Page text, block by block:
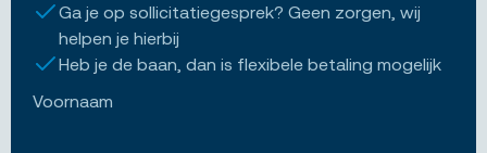
Ga je op sollicitatiegesprek? Geen zorgen, wij
helpen je hierbij
Heb je de baan, dan is flexibele betaling mogelijk
Voornaam